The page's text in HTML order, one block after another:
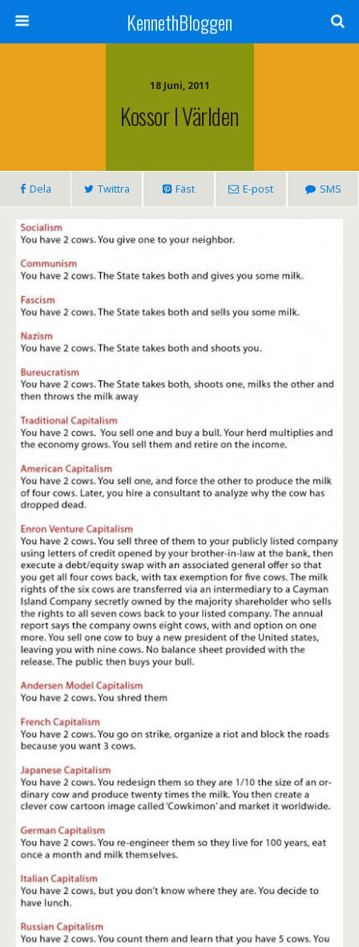
KennethBloggen
18 Juni, 2011
Kossor I Världen
Dela Twittra Fäst E-post SMS